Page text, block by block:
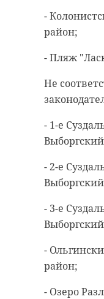
-
район;
- Пляж
Не
- 1-е
- 2-е
- 3-е
-
район;
- Озеро
Сейчас
старый
витражи в
Впереди
утепление
Руслан
чтобы
этом году
летней
Анны
в Сосновом